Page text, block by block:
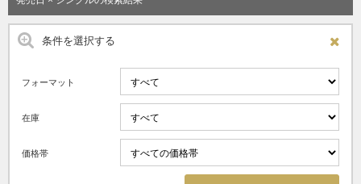
条件を選択する
フォーマット
在庫
価格帯